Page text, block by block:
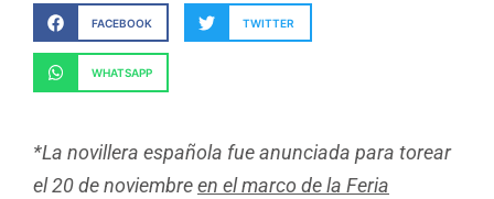
FACEBOOK TWITTER
WHATSAPP
*La novillera española fue anunciada para torear
el 20 de noviembreen el marco de la Feria